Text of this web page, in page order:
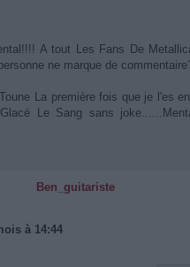
A tout Les Fans De
ne marque de
La première fois que je l'es
Le Sang sans
Ben_guitariste
à 14:44